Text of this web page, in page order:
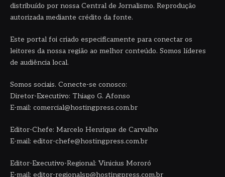
distribuído por nossa Central de Jornalismo. Reprodução
autorizada mediante crédito da fonte.
Este portal foi criado especificamente para conectar os
leitores da nossa região ao melhor conteúdo. Somos líderes
de audiência local.
Somos sociais. Conecte-se conosco:
Diretor-Executivo: Thiago G. Afonso
E-mail: comercial@hostingpress.com.br
Editor-Chefe: Marcelo Henrique de Carvalho
E-mail: editor-chefe@hostingpress.com.br
Editor-Executivo-Regional: Vinicius Mororó
E-mail: editor-regionalsp@hostingpress.com.br